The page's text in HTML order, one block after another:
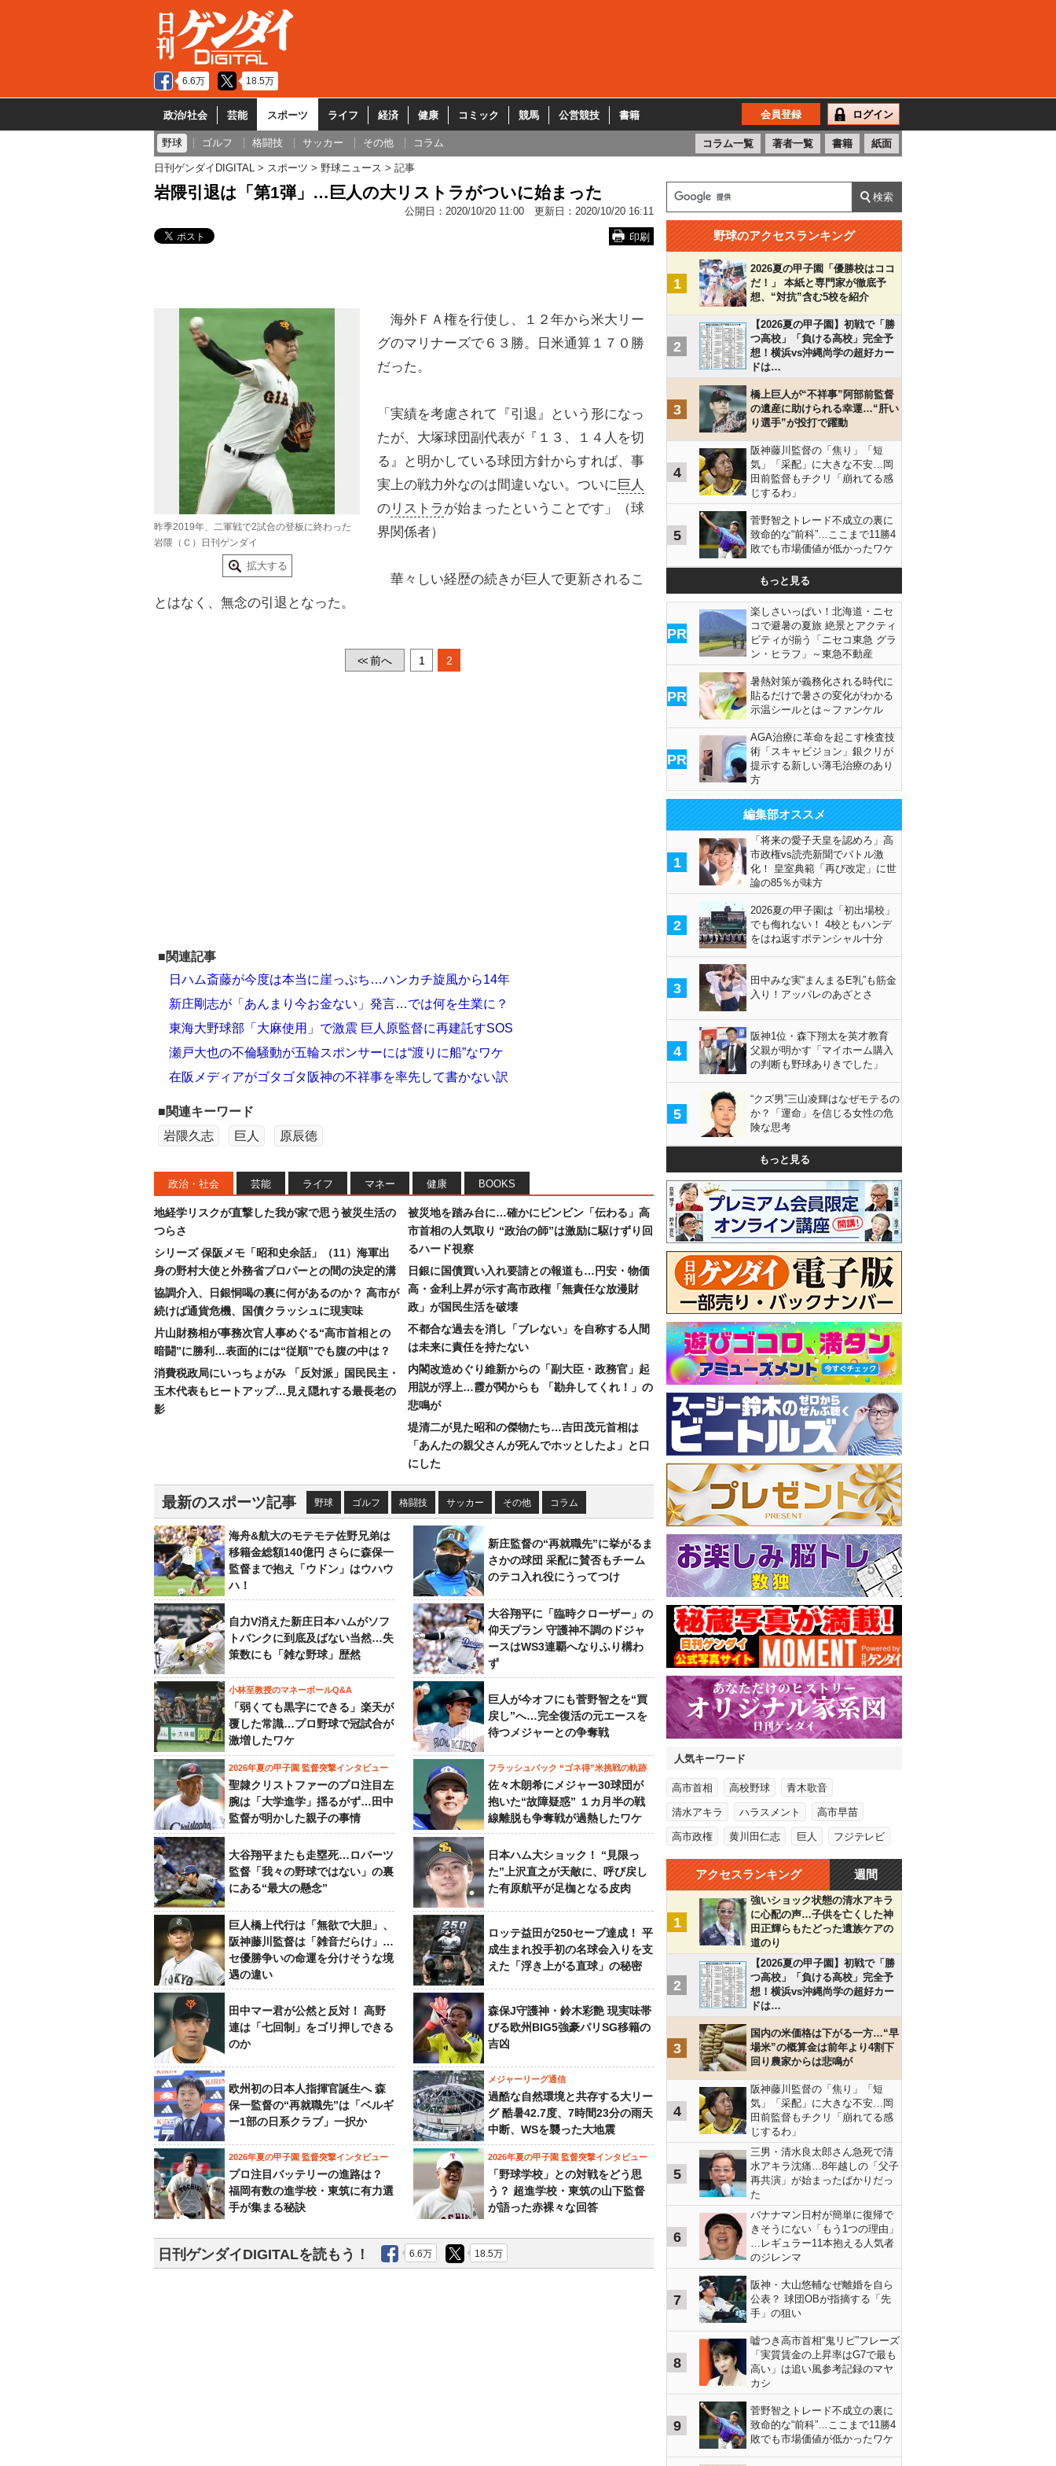
6.6万 18.5万
政治/社会 芸能 スポーツ ライフ 経済 健康 コミック 競馬 公営競技 書籍 会員登録 ログイン
野球 ゴルフ 格闘技 サッカー その他 コラム コラム一覧 著者一覧 書籍 紙面
日刊ゲンダイDIGITAL スポーツ 野球ニュース 記事
岩隈引退は「第1弾」…巨人の大リストラがついに始まった
公開日： 2020/10/20 11:00 更新日： 2020/10/20 16:11
印刷
昨季2019年、二軍戦で2試合の登板に終わった
岩隈（Ｃ）日刊ゲンダイ
拡大する
海外ＦＡ権を行使し、１２年から米大リー
グのマリナーズで６３勝。日米通算１７０勝
だった。
「実績を考慮されて『引退』という形になっ
たが、大塚球団副代表が『１３、１４人を切
る』と明かしている球団方針からすれば、事
実上の戦力外なのは間違いない。ついに巨人
の リストラ が始まったということです」（球
界関係者）
華々しい経歴の続きが巨人で更新されるこ
とはなく、無念の引退となった。
<<前へ 1 2
■関連記事
日ハム斎藤が今度は本当に崖っぷち…ハンカチ旋風から14年
新庄剛志が「あんまり今お金ない」発言…では何を生業に？
東海大野球部「大麻使用」で激震 巨人原監督に再建託すSOS
瀬戸大也の不倫騒動が五輪スポンサーには“渡りに船”なワケ
在阪メディアがゴタゴタ阪神の不祥事を率先して書かない訳
■関連キーワード
岩隈久志
巨人 原辰徳
政治・社会 芸能 ライフ マネー 健康 BOOKS
地経学リスクが直撃した我が家で思う被災生活の
つらさ
シリーズ 保阪メモ「昭和史余話」（11）海軍出
身の野村大使と外務省プロパーとの間の決定的溝
協調介入、日銀恫喝の裏に何があるのか？ 高市が
続けば通貨危機、国債クラッシュに現実味
片山財務相が事務次官人事めぐる“高市首相との
暗闘”に勝利…表面的には“従順”でも腹の中は？
消費税政局にいっちょがみ 「反対派」国民民主・
玉木代表もヒートアップ…見え隠れする最長老の
影
被災地を踏み台に…確かにビンビン「伝わる」高
市首相の人気取り “政治の師”は激励に駆けずり回
るハード視察
日銀に国債買い入れ要請との報道も…円安・物価
高・金利上昇が示す高市政権「無責任な放漫財
政」が国民生活を破壊
不都合な過去を消し「ブレない」を自称する人間
は未来に責任を持たない
内閣改造めぐり維新からの「副大臣・政務官」起
用説が浮上…霞が関からも 「勘弁してくれ！」の
悲鳴が
堤清二が見た昭和の傑物たち…吉田茂元首相は
「あんたの親父さんが死んでホッとしたよ」と口
にした
最新のスポーツ記事 野球 ゴルフ 格闘技 サッカー その他 コラム
海舟&航大のモテモテ佐野兄弟は
移籍金総額140億円 さらに森保一
監督まで抱え「ウドン」はウハウ
ハ！
新庄監督の“再就職先”に挙がるま
さかの球団 采配に賛否もチーム
のテコ入れ役にうってつけ
自力V消えた新庄日本ハムがソフ
トバンクに到底及ばない当然…失
策数にも「雑な野球」歴然
大谷翔平に「臨時クローザー」の
仰天プラン 守護神不調のドジャ
ースはWS3連覇へなりふり構わ
ず
小林至教授のマネーボールQ&A
「弱くても黒字にできる」楽天が
覆した常識…プロ野球で冠試合が
激増したワケ
巨人が今オフにも菅野智之を“買
戻し”へ…完全復活の元エースを
待つメジャーとの争奪戦
2026年夏の甲子園 監督突撃インタビュー
聖隷クリストファーのプロ注目左
腕は「大学進学」揺るがず…田中
監督が明かした親子の事情
フラッシュバック “ゴネ得”米挑戦の軌跡
佐々木朗希にメジャー30球団が
抱いた“故障疑惑” １カ月半の戦
線離脱も争奪戦が過熱したワケ
大谷翔平またも走塁死…ロバーツ
監督「我々の野球ではない」の裏
にある“最大の懸念”
日本ハム大ショック！ “見限っ
た”上沢直之が天敵に、呼び戻し
た有原航平が足枷となる皮肉
巨人橋上代行は「無欲で大胆」、
阪神藤川監督は「雑音だらけ」…
セ優勝争いの命運を分けそうな境
遇の違い
ロッテ益田が250セーブ達成！ 平
成生まれ投手初の名球会入りを支
えた「浮き上がる直球」の秘密
田中マー君が公然と反対！ 高野
連は「七回制」をゴリ押しできる
のか
森保J守護神・鈴木彩艶 現実味帯
びる欧州BIG5強豪パリSG移籍の
吉凶
欧州初の日本人指揮官誕生へ 森
保一監督の“再就職先”は「ベルギ
ー1部の日系クラブ」一択か
メジャーリーグ通信
過酷な自然環境と共存する大リー
グ 酷暑42.7度、7時間23分の雨天
中断、WSを襲った大地震
2026年夏の甲子園 監督突撃インタビュー
プロ注目バッテリーの進路は？
福岡有数の進学校・東筑に有力選
手が集まる秘訣
2026年夏の甲子園 監督突撃インタビュー
「野球学校」との対戦をどう思
う？ 超進学校・東筑の山下監督
が語った赤裸々な回答
日刊ゲンダイDIGITALを読もう！ 6.6万 18.5万
野球のアクセスランキング
1
2026夏の甲子園「優勝校はココ
だ！」 本紙と専門家が徹底予
想、“対抗”含む5校を紹介
2
【2026夏の甲子園】初戦で「勝
つ高校」「負ける高校」完全予
想！横浜vs沖縄尚学の超好カー
ドは…
3
橋上巨人が“不祥事”阿部前監督
の遺産に助けられる幸運…“肝い
り選手”が投打で躍動
4
阪神藤川監督の「焦り」「短
気」「采配」に大きな不安…岡
田前監督もチクリ「崩れてる感
じするわ」
5
菅野智之トレード不成立の裏に
致命的な“前科”…ここまで11勝4
敗でも市場価値が低かったワケ
もっと見る
PR
楽しさいっぱい！北海道・ニセ
コで避暑の夏旅 絶景とアクティ
ビティが揃う「ニセコ東急 グラ
ン・ヒラフ」～東急不動産
PR
暑熱対策が義務化される時代に
貼るだけで暑さの変化がわかる
示温シールとは～ファンケル
PR
AGA治療に革命を起こす検査技
術「スキャビジョン」銀クリが
提示する新しい薄毛治療のあり
方
編集部オススメ
1
「将来の愛子天皇を認めろ」高
市政権vs読売新聞でバトル激
化！ 皇室典範「再び改定」に世
論の85％が味方
2
2026夏の甲子園は「初出場校」
でも侮れない！ 4校ともハンデ
をはね返すポテンシャル十分
3
田中みな実“まんまるE乳”も筋金
入り！アッパレのあざとさ
4
阪神1位・森下翔太を英才教育
父親が明かす「マイホーム購入
の判断も野球ありきでした」
5
“クズ男”三山凌輝はなぜモテるの
か？「運命」を信じる女性の危
険な思考
もっと見る
人気キーワード
高市首相 高校野球 青木歌音
清水アキラ ハラスメント 高市早苗
高市政権 黄川田仁志 巨人 フジテレビ
アクセスランキング 週間
1
強いショック状態の清水アキラ
に心配の声…子供を亡くした神
田正輝らもたどった遺族ケアの
道のり
2
【2026夏の甲子園】初戦で「勝
つ高校」「負ける高校」完全予
想！横浜vs沖縄尚学の超好カー
ドは…
3
国内の米価格は下がる一方…“早
場米”の概算金は前年より4割下
回り農家からは悲鳴が
4
阪神藤川監督の「焦り」「短
気」「采配」に大きな不安…岡
田前監督もチクリ「崩れてる感
じするわ」
5
三男・清水良太郎さん急死で清
水アキラ沈痛…8年越しの「父子
再共演」が始まったばかりだっ
た
6
バナナマン日村が簡単に復帰で
きそうにない「もう1つの理由」
…レギュラー11本抱える人気者
のジレンマ
7
阪神・大山悠輔なぜ離婚を自ら
公表？ 球団OBが指摘する「先
手」の狙い
8
嘘つき高市首相“鬼リピ”フレーズ
「実質賃金の上昇率はG7で最も
高い」は追い風参考記録のマヤ
カシ
9
菅野智之トレード不成立の裏に
致命的な“前科”…ここまで11勝4
敗でも市場価値が低かったワケ